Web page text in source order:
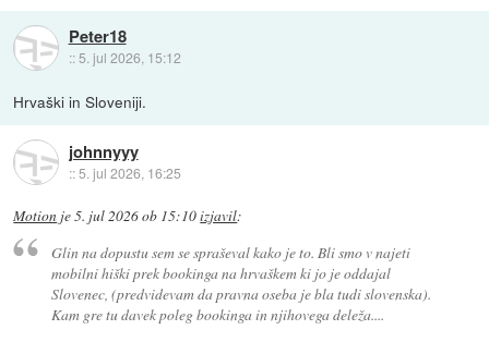
Peter18
:: 5. jul 2026, 15:12
Hrvaški in Sloveniji.
johnnyyy
::5. jul 2026, 16:25
Motion je5. jul 2026 ob 15:10izjavil:
Glin na dopustu sem se spraševal kako je to. Bli smo v najeti
mobilni hiški prek bookinga na hrvaškem ki jo je oddajal
Slovenec, (predvidevam da pravna oseba je bla tudi slovenska).
Kam gre tu davek poleg bookinga in njihovega deleža....